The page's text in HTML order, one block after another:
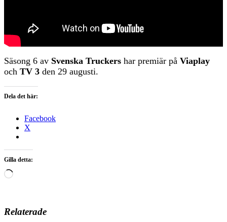
Säsong 6 av Svenska Truckers har premiär på Viaplay
och TV 3 den 29 augusti.
Dela det här:
Facebook
X
Gilla detta:
Laddar
Relaterade